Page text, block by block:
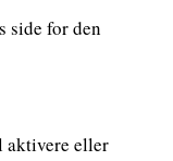
side for den
eller